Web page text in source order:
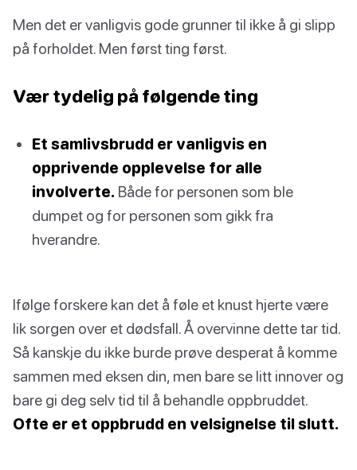
Men det er vanligvis gode grunner til ikke å gi slipp
på forholdet. Men først ting først.
Vær tydelig på følgende ting
Et samlivsbrudd er vanligvis en
opprivende opplevelse for alle
involverte. Både for personen som ble
dumpet og for personen som gikk fra
hverandre.
Ifølge forskere kan det å føle et knust hjerte være
lik sorgen over et dødsfall. Å overvinne dette tar tid.
Så kanskje du ikke burde prøve desperat å komme
sammen med eksen din, men bare se litt innover og
bare gi deg selv tid til å behandle oppbruddet.
Ofte er et oppbrudd en velsignelse til slutt.